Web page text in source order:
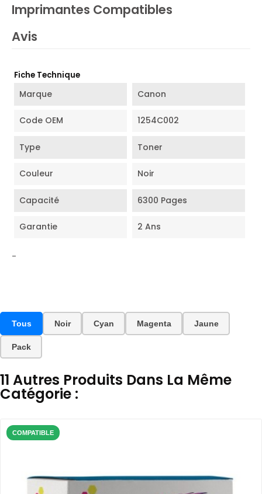
Imprimantes Compatibles
Avis
Fiche Technique
Marque Canon
Code OEM 1254C002
Type Toner
Couleur Noir
Capacité 6300 Pages
Garantie 2 Ans
-
Tous Noir Cyan Magenta Jaune
Pack
11 Autres Produits Dans La Même
Catégorie :
COMPATIBLE